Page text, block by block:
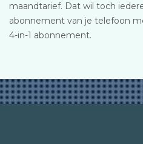
maandtarief. Dat wil toch
abonnement van je telefoon
4-in-1 abonnement.